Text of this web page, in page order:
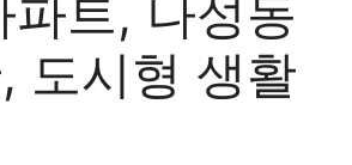
파트, 나성동
도시형 생활